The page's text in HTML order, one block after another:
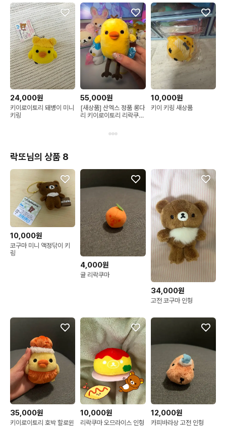
24,000원
키이로이토리 돼병이 미니
키링
55,000원
[새상품] 산엑스 정품 롱다
리 키이로이토리 리락쿠마
형 키링 리락쿠마스토어
10,000원
키이 키링 새상품
락또님의 상품 8
10,000원
코구마 미니 액정닦이 키
링
4,000원
귤 리락쿠마
34,000원
고전 코구마 인형
35,000원
키이로이토리 호박 할로윈
10,000원
리락쿠마 오므라이스 인형
12,000원
카피바라상 고전 인형